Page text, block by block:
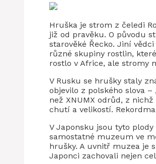
Hruška je strom z čeledi
již od pravěku. O původu
starověké Řecko. Jiní
různé skupiny rostlin,
rostlo v Africe, ale stromy
V Rusku se hrušky staly
objevilo z polského slova –
než XNUMX odrůd, z
chutí a velikostí.
V Japonsku jsou tyto
samostatné muzeum ve
hrušky. A uvnitř muzea je
Japonci zachovali nejen